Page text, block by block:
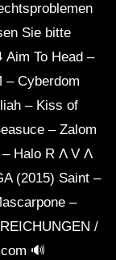
Sie bitte
Aim To Head –
– Cyberdom
– Kiss of
– Zalom
Halo R Λ V Λ
(2015) Saint –
–
/
🔊